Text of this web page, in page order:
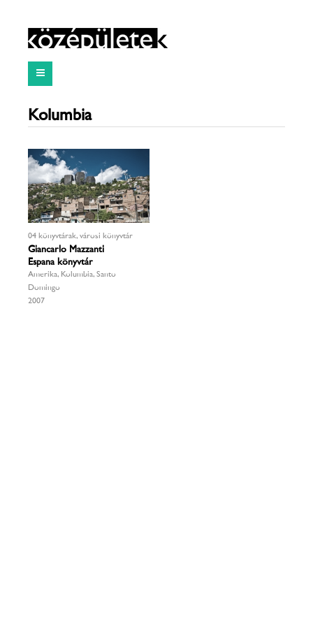
Kolumbia
04 könyvtárak, városi könyvtár
Giancarlo Mazzanti
Espana könyvtár
Amerika, Kolumbia, Santo
Domingo
2007